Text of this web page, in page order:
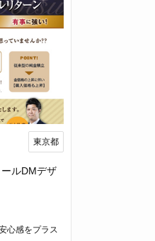
東京都
ルDMデザ
心感をプラス